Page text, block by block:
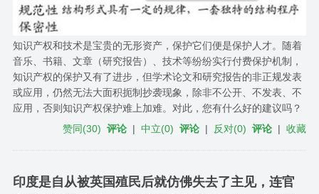
知识产权和技术是宝贵的无形资产，保护它们便是保护人才。随着
音乐、书籍、文章（研究报告）、技术等纷纷实行付费保护机制，
知识产权的保护又有了进步，但学术论文和研究报告的非正规发表
或应用，仍然无法大面积扼制抄袭现象，除非不公开、不发表、不
应用，否则知识产权保护难上加难。对此，您有什么好的建议吗？
赞同(30) 评论 |中立(0) 评论 | 反对(0) 评论 |收藏
印度是自从被英国殖民后就仿佛失去了主见，连官